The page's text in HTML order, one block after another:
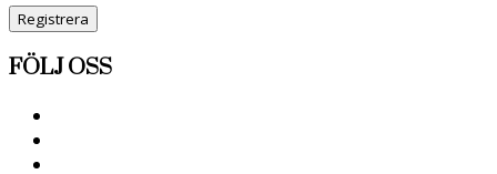
Registrera
FÖLJ OSS